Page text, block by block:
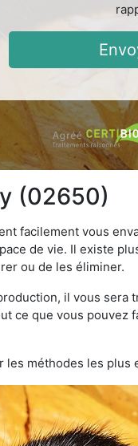
(02650)
facilement vous
de vie. Il existe
ou de les éliminer.
il vous
ce que vous pouvez
méthodes les